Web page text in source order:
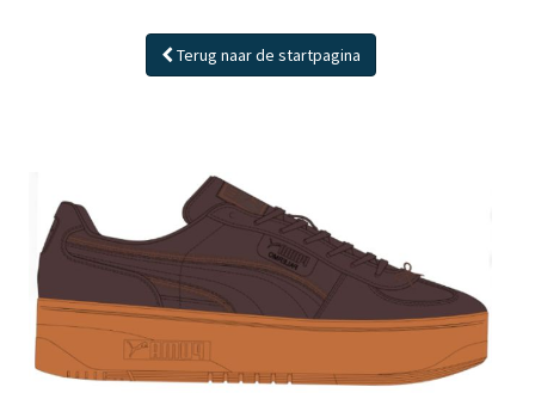
Terug naar de startpagina